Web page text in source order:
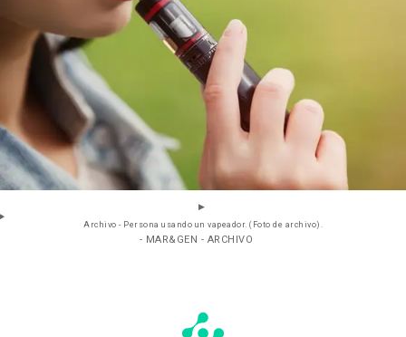
Archivo - Persona usando un vapeador. (Foto de archivo).
- MAR&GEN - ARCHIVO